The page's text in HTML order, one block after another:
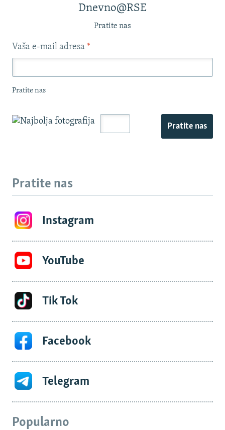
Dnevno@RSE
Pratite nas
Vaša e-mail adresa *
Pratite nas
Pratite nas
Pratite nas
Instagram
YouTube
Tik Tok
Facebook
Telegram
Popularno